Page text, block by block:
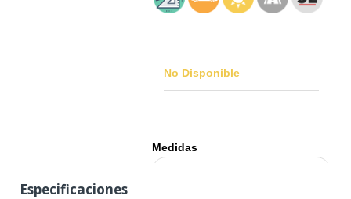
No Disponible
Medidas
Especificaciones